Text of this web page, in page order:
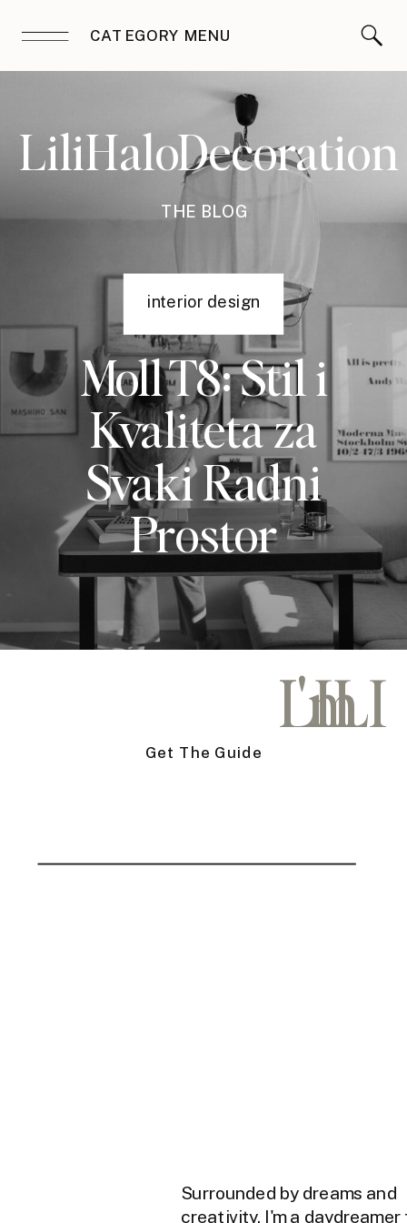
CATEGORY MENU
LiliHaloDecoration
THE BLOG
interior design
Moll T8: Stil i
Kvaliteta za
Svaki Radni
Prostor
I'm
LILI
Surrounded by dreams and
creativity, I'm a
Get The Guide
Get The Guide